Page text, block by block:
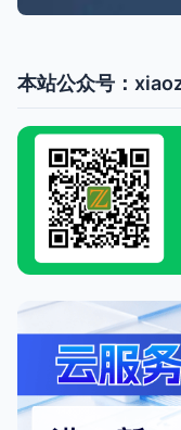
本站公众号：